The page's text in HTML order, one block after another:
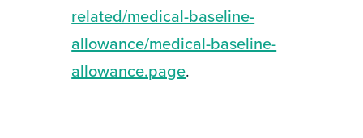
related/medical-baseline-
allowance/medical-baseline-
allowance.page.